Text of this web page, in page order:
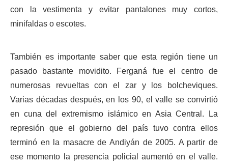
con la vestimenta y evitar pantalones muy cortos,
minifaldas o escotes.
También es importante saber que esta región tiene un
pasado bastante movidito. Ferganá fue el centro de
numerosas revueltas con el zar y los bolcheviques.
Varias décadas después, en los 90, el valle se convirtió
en cuna del extremismo islámico en Asia Central. La
represión que el gobierno del país tuvo contra ellos
terminó en la masacre de Andiyán de 2005. A partir de
ese momento la presencia policial aumentó en el valle.